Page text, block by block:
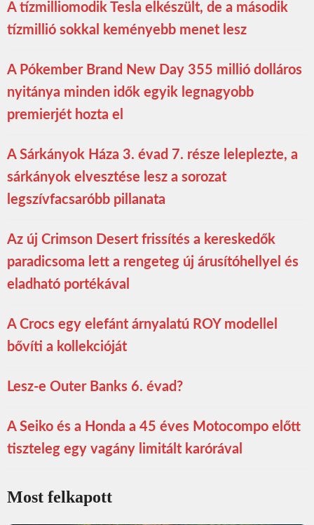
A tízmilliomodik Tesla elkészült, de a második
tízmillió sokkal keményebb menet lesz
A Pókember Brand New Day 355 millió dolláros
nyitánya minden idők egyik legnagyobb
premierjét hozta el
A Sárkányok Háza 3. évad 7. része leleplezte, a
sárkányok elvesztése lesz a sorozat
legszívfacsaróbb pillanata
Az új Crimson Desert frissítés a kereskedők
paradicsoma lett a rengeteg új árusítóhellyel és
eladható portékával
A Crocs egy elefánt árnyalatú ROY modellel
bővíti a kollekcióját
Lesz-e Outer Banks 6. évad?
A Seiko és a Honda a 45 éves Motocompo előtt
tiszteleg egy vagány limitált karórával
Most felkapott